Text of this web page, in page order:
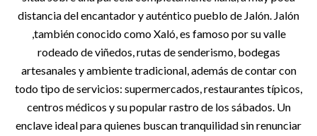
distancia del encantador y auténtico pueblo de Jalón. Jalón
,también conocido como Xaló, es famoso por su valle
rodeado de viñedos, rutas de senderismo, bodegas
artesanales y ambiente tradicional, además de contar con
todo tipo de servicios: supermercados, restaurantes típicos,
centros médicos y su popular rastro de los sábados. Un
enclave ideal para quienes buscan tranquilidad sin renunciar